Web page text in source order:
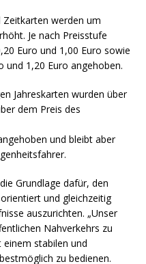
Zeitkarten werden um
Je nach Preisstufe
Euro und 1,00 Euro sowie
und 1,20 Euro angehoben.
Jahreskarten wurden über
dem Preis des
und bleibt aber
Grundlage dafür, den
und gleichzeitig
auszurichten. „Unser
Nahverkehrs zu
stabilen und
zu bedienen.